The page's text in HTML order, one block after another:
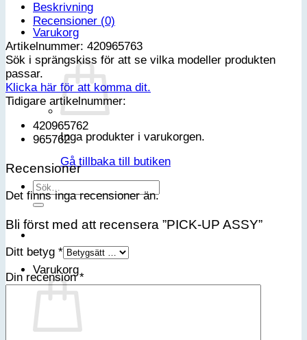
Varukorg
Inga produkter i varukorgen.
Gå tillbaka till butiken
Sök
efter:
Varukorg
Beskrivning
Recensioner (0)
Artikelnummer: 420965763
Sök i sprängskiss för att se vilka modeller produkten
passar.
Klicka här för att komma dit.
Tidigare artikelnummer:
420965762
965762
Recensioner
Det finns inga recensioner än.
Bli först med att recensera ”PICK-UP ASSY”
Ditt betyg *
Din recension*